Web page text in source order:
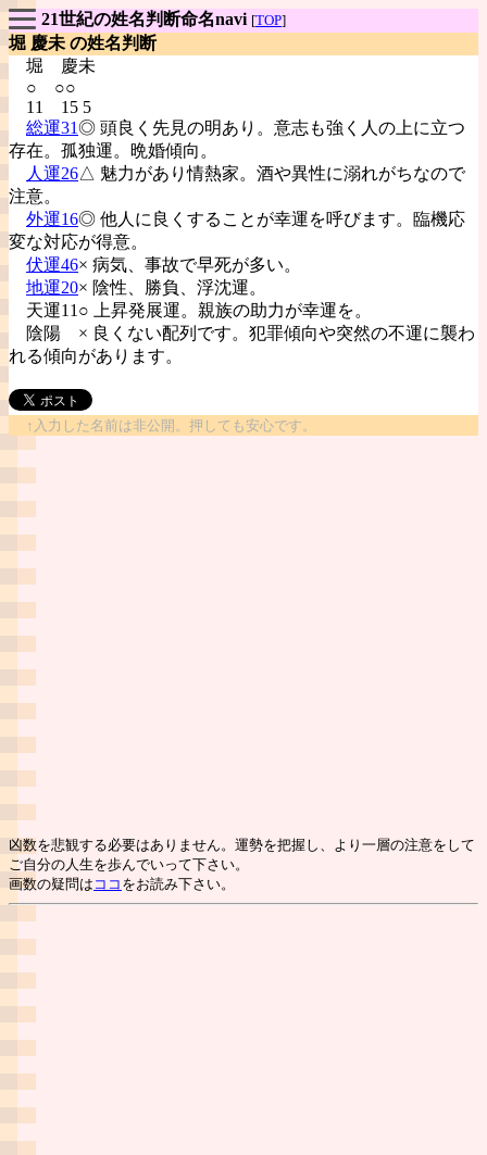
21世紀の姓名判断命名navi [TOP]
堀 慶未 の姓名判断
堀
慶未
○ ○○
11 15 5
総運31◎ 頭良く先見の明あり。意志も強く人の上に立つ
存在。孤独運。晩婚傾向。
人運26△ 魅力があり情熱家。酒や異性に溺れがちなので
注意。
外運16◎ 他人に良くすることが幸運を呼びます。臨機応
変な対応が得意。
伏運46× 病気、事故で早死が多い。
地運20× 陰性、勝負、浮沈運。
天運11○ 上昇発展運。親族の助力が幸運を。
陰陽 × 良くない配列です。犯罪傾向や突然の不運に襲わ
れる傾向があります。
↑入力した名前は非公開。押しても安心です。
凶数を悲観する必要はありません。運勢を把握し、より一層の注意をして
ご自分の人生を歩んでいって下さい。
画数の疑問は ココ をお読み下さい。